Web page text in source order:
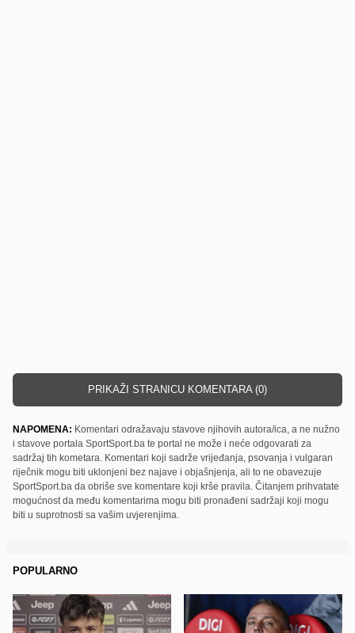
PRIKAŽI STRANICU KOMENTARA (0)
NAPOMENA: Komentari odražavaju stavove njihovih autora/ica, a ne nužno
i stavove portala SportSport.ba te portal ne može i neće odgovarati za
sadržaj tih kometara. Komentari koji sadrže vrijeđanja, psovanja i vulgaran
riječnik mogu biti uklonjeni bez najave i objašnjenja, ali to ne obavezuje
SportSport.ba da obriše sve komentare koji krše pravila. Čitanjem prihvatate
mogućnost da među komentarima mogu biti pronađeni sadržaji koji mogu
biti u suprotnosti sa vašim uvjerenjima.
POPULARNO